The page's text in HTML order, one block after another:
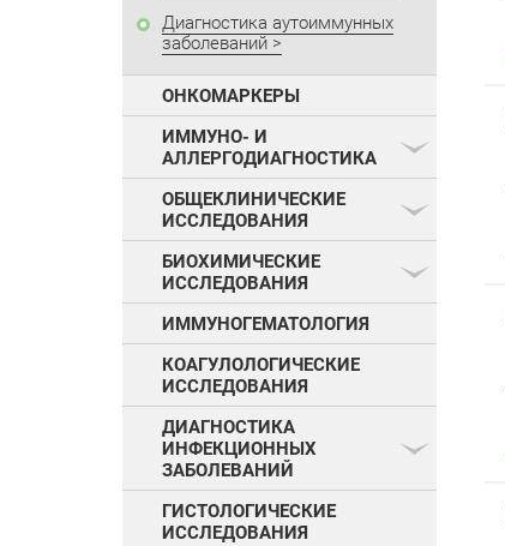
Диагностика аутоиммунных
заболеваний
ОНКОМАРКЕРЫ
ИММУНО- И
АЛЛЕРГОДИАГНОСТИКА
ОБЩЕКЛИНИЧЕСКИЕ
ИССЛЕДОВАНИЯ
БИОХИМИЧЕСКИЕ
ИССЛЕДОВАНИЯ
ИММУНОГЕМАТОЛОГИЯ
КОАГУЛОЛОГИЧЕСКИЕ
ИССЛЕДОВАНИЯ
ДИАГНОСТИКА
ИНФЕКЦИОННЫХ
ЗАБОЛЕВАНИЙ
ГИСТОЛОГИЧЕСКИЕ
ИССЛЕДОВАНИЯ